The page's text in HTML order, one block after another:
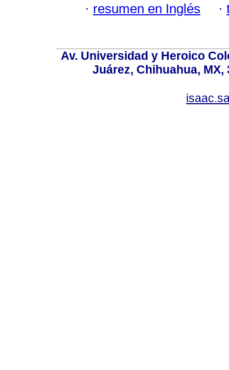
· resumen en Inglés ·
Av. Universidad y Heroico
Juárez, Chihuahua, MX,